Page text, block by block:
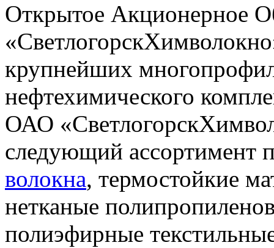
Открытое Акционерное
крупнейших
нефтехимического
ОАО
следующий ассортимент
волокна, термостойкие
нетканые
полиэфирные